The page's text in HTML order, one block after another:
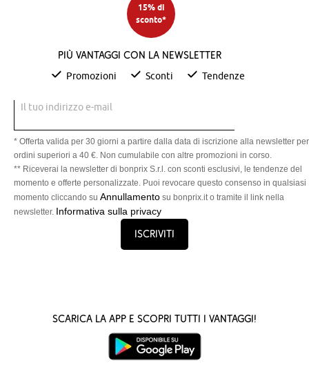
15% di
sconto*
Più vantaggi con la newsletter
Promozioni Sconti Tendenze
Il tuo indirizzo e-mail
* Offerta valida per 30 giorni a partire dalla data di iscrizione alla newsletter per
ordini superiori a 40 €. Non cumulabile con altre promozioni in corso.
** Riceverai la newsletter di bonprix S.r.l. con sconti esclusivi, le tendenze del
momento e offerte personalizzate. Puoi revocare questo consenso in qualsiasi
momento cliccando su Annullamento su bonprix.it o tramite il link nella
newsletter. Informativa sulla privacy
Iscriviti
Scarica la App e scopri tutti i vantaggi!